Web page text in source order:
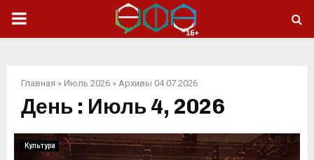
ОСНОВНОЕ
Главная » Июль 2026 » Архивы 04.07.2026
День : Июль 4, 2026
Культура